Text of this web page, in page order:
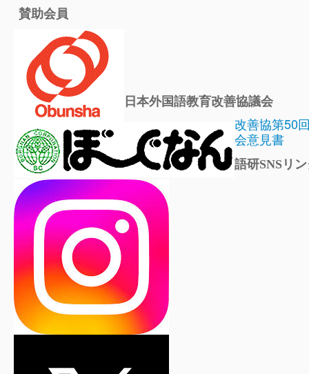
賛助会員
日本外国語教育改善協議会
改善協第50
会意見書
語研SNSリ